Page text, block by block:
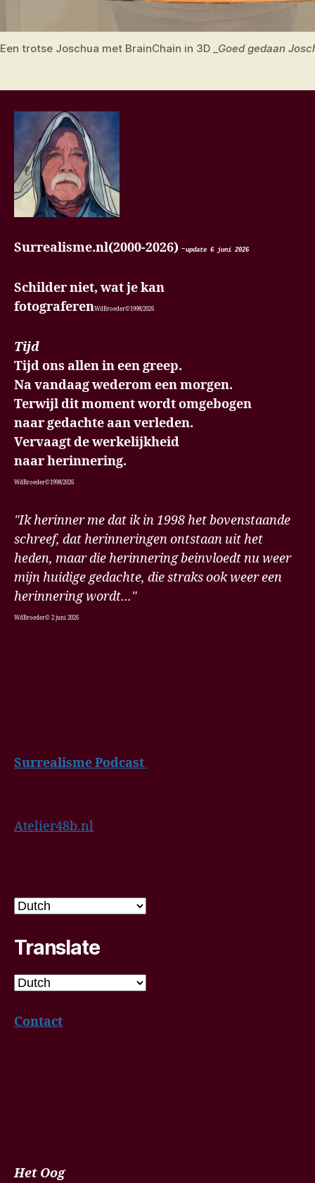
Een trotse Joschua met BrainChain in 3D _ Goed gedaan
Surrealisme.nl(2000-2026)-update 6 juni 2026
Schilder niet, wat je kan
fotograferenWdBroeder©1998/2026
Tijd
Tijd ons allen in een greep.
Na vandaag wederom een morgen.
Terwijl dit moment wordt omgebogen
naar gedachte aan verleden.
Vervaagt de werkelijkheid
naar herinnering.
WdBroeder©1998/2026
"Ik herinner me dat ik in 1998 het bovenstaande
schreef, dat herinneringen ontstaan uit het
heden, maar die herinnering beinvloedt nu weer
mijn huidige gedachte, die straks ook weer een
herinnering wordt..."
WdBroeder© 2 juni 2026
Surrealisme Podcast
Atelier48b.nl
Translate
Contact
Het Oog